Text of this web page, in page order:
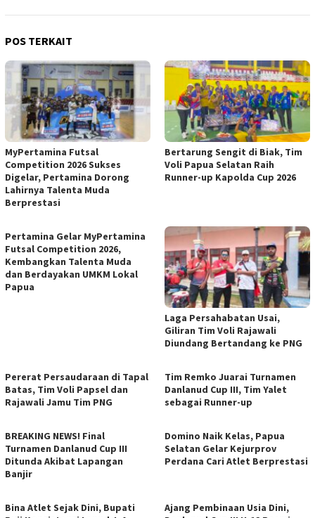
POS TERKAIT
MyPertamina Futsal
Competition 2026 Sukses
Digelar, Pertamina Dorong
Lahirnya Talenta Muda
Berprestasi
​Bertarung Sengit di Biak, Tim
Voli Papua Selatan Raih
Runner-up Kapolda Cup 2026
Pertamina Gelar MyPertamina
Futsal Competition 2026,
Kembangkan Talenta Muda
dan Berdayakan UMKM Lokal
Papua
Laga Persahabatan Usai,
Giliran Tim Voli Rajawali
Diundang Bertandang ke PNG
Pererat Persaudaraan di Tapal
Batas, Tim Voli Papsel dan
Rajawali Jamu Tim PNG
Tim Remko Juarai Turnamen
Danlanud Cup III, Tim Yalet
sebagai Runner-up
BREAKING NEWS! Final
Turnamen Danlanud Cup III
Ditunda Akibat Lapangan
Banjir
Domino Naik Kelas, Papua
Selatan Gelar Kejurprov
Perdana Cari Atlet Berprestasi
Bina Atlet Sejak Dini, Bupati
Ajang Pembinaan Usia Dini,